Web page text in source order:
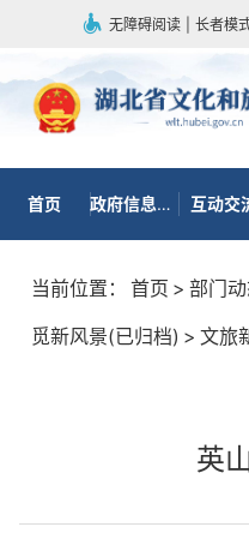
无障碍阅读 长者模
首页 政府信息公开 互动交
当前位置： 首页 > 部门
觅新风景(已归档) > 文旅
英